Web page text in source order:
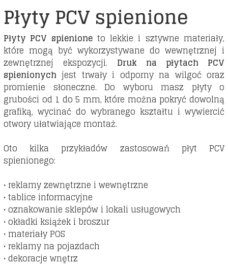
Płyty PCV spienione
Płyty PCV spienioneto lekkie i sztywne materiały,
które mogą być wykorzystywane do wewnętrznej i
zewnętrznej ekspozycji. Druk na płytach PCV
spienionych jest trwały i odporny na wilgoć oraz
promienie słoneczne. Do wyboru masz płyty o
grubości od 1 do 5 mm, które można pokryć dowolną
grafiką, wycinać do wybranego kształtu i wywiercić
otwory ułatwiające montaż.
Oto kilka przykładów zastosowań płyt PCV
spienionego:
• reklamy zewnętrzne i wewnętrzne
• tablice informacyjne
• oznakowanie sklepów i lokali usługowych
• okładki książek i broszur
• materiały POS
• reklamy na pojazdach
• dekoracje wnętrz